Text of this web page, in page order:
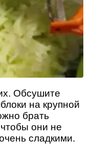
Обсушите
на крупной
брать
они не
сладкими.